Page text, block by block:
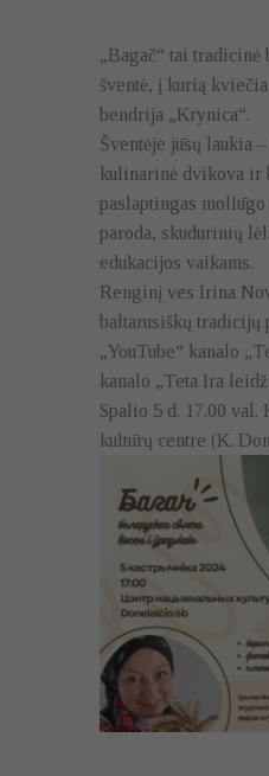
„Bagač“ tai tradicinė
šventė, į kurią
bendrija „Krynica“.
Šventėje jūsų laukia
kulinarinė dvikova ir
paslaptingas moliūgo
paroda, skudurinių
edukacijos vaikams.
Renginį ves Irina
baltarusiškų tradicijų
„YouTube“ kanalo
kanalo „Teta Ira
Spalio 5 d. 17.00 val.
kultūrų centre (K.